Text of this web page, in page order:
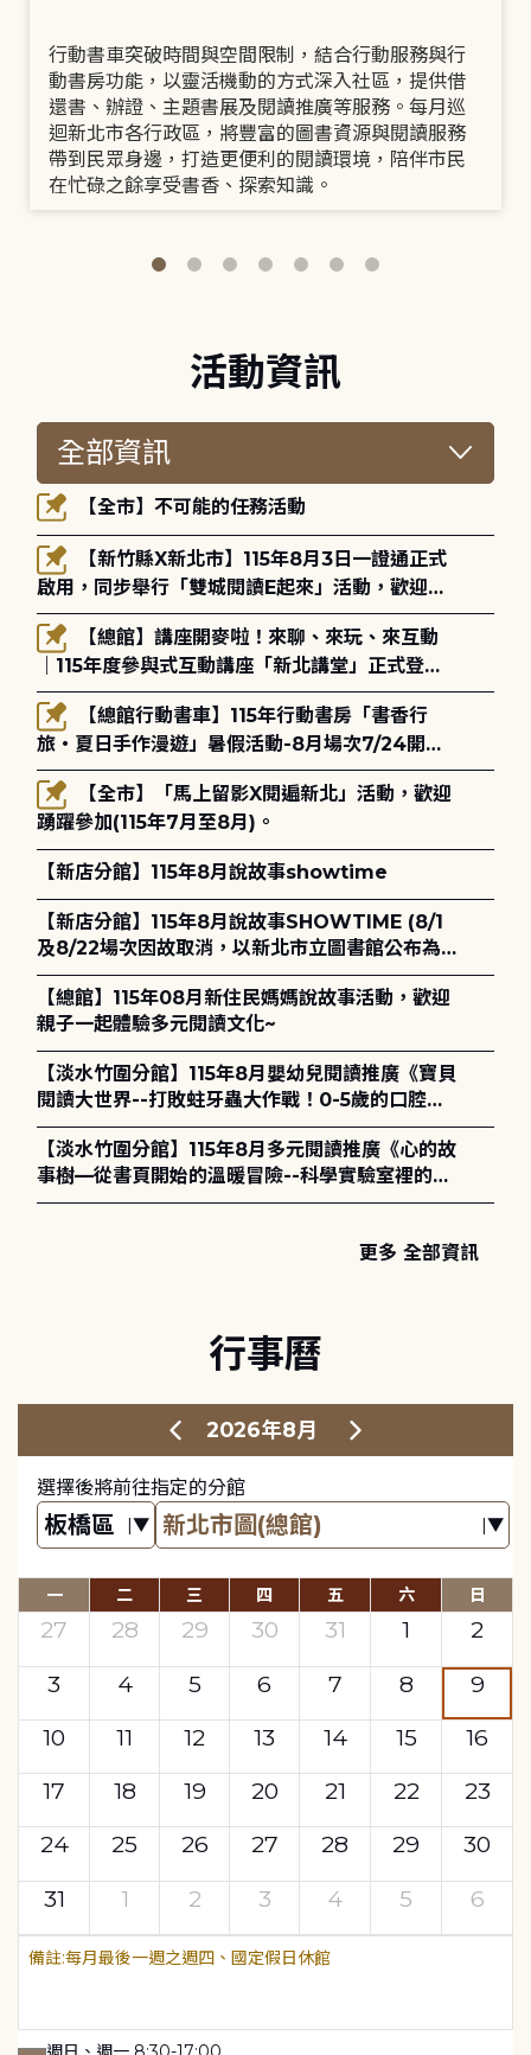
行動書車突破時間與空間限制，結合行動服務與行
動書房功能，以靈活機動的方式深入社區，提供借
還書、辦證、主題書展及閱讀推廣等服務。每月巡
迴新北市各行政區，將豐富的圖書資源與閱讀服務
帶到民眾身邊，打造更便利的閱讀環境，陪伴市民
在忙碌之餘享受書香、探索知識。
活動資訊
【全市】不可能的任務活動
啟用，同步舉行「雙城閱讀E起來」活動，歡迎踴
躍參加(115年8月3日至10月4日)。
｜115年度參與式互動講座「新北講堂」正式登
場！
旅・夏日手作漫遊」暑假活動-8月場次7/24開始
報名
踴躍參加(115年7月至8月)。
【新店分館】115年8月說故事showtime
【新店分館】115年8月說故事SHOWTIME (8/1
及8/22場次因故取消，以新北市立圖書館公布為
主)
【總館】115年08月新住民媽媽說故事活動，歡迎
親子一起體驗多元閱讀文化~
【淡水竹圍分館】115年8月嬰幼兒閱讀推廣《寶貝
閱讀大世界--打敗蛀牙蟲大作戰！0-5歲的口腔照
護全攻略》
【淡水竹圍分館】115年8月多元閱讀推廣《心的故
事樹—從書頁開始的溫暖冒險--科學實驗室裡的放
電章魚》
更多 全部資訊
行事曆
2026年8月
選擇後將前往指定的分館
一 二 三 四 五 六 日
27 28 29 30 31 1
2
3
4 5 6 7 8
9
10
11 12 13 14 15
16
17
18 19 20 21 22
23
24
25 26 27 28 29
30
31
1 2 3 4 5 6
每月最後一週之週四、國定假日休館